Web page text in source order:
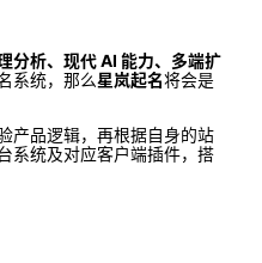
分析、现代 AI 能力、多端扩
系统，那么星岚起名将会是
产品逻辑，再根据自身的站
系统及对应客户端插件，搭